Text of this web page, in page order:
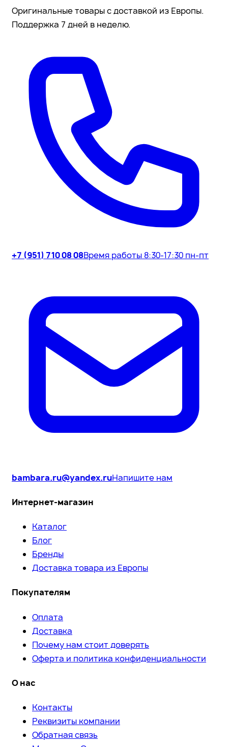
Оригинальные товары с доставкой из Европы.
Поддержка 7 дней в неделю.
+7 (951) 710 08 08Время работы 8:30-17:30 пн-пт
bambara.ru@yandex.ruНапишите нам
Интернет-магазин
Каталог
Блог
Бренды
Доставка товара из Европы
Покупателям
Оплата
Доставка
Почему нам стоит доверять
Оферта и политика конфиденциальности
О нас
Контакты
Реквизиты компании
Обратная связь